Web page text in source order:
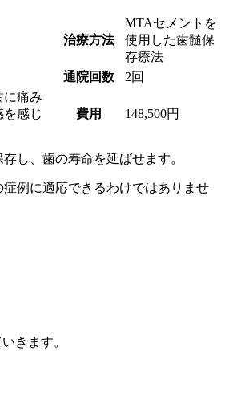
治療方法
MTAセメントを
使用した歯髄保
存療法
通院回数 2回
に痛み
を感じ
費用 148,500円
し、歯の寿命を延ばせます。
症例に適応できるわけではありませ
きます。